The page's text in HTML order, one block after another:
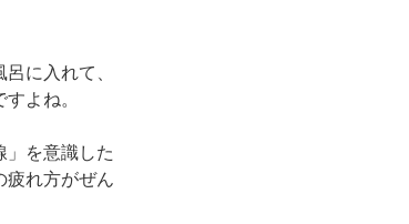
に入れて、
よね。
」を意識した
疲れ方がぜん